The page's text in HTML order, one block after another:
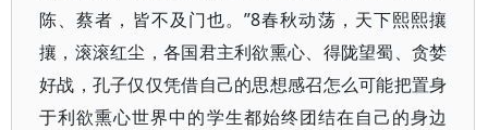
陈、蔡者，皆不及门也。”8春秋动荡，天下熙熙攘
攘，滚滚红尘，各国君主利欲熏心、得陇望蜀、贪婪
好战，孔子仅仅凭借自己的思想感召怎么可能把置身
于利欲熏心世界中的学生都始终团结在自己的身边